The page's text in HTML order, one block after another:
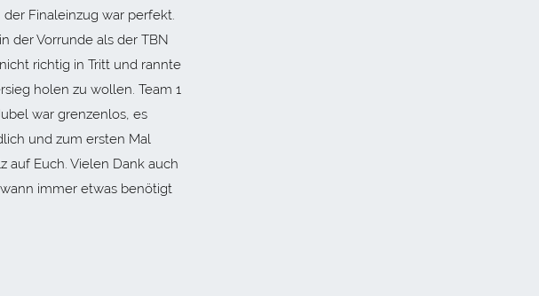
Finaleinzug war perfekt.
der Vorrunde als der TBN
richtig in Tritt und rannte
holen zu wollen. Team 1
war grenzenlos, es
und zum ersten Mal
auf Euch. Vielen Dank auch
immer etwas benötigt